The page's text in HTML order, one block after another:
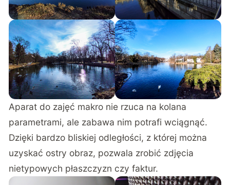
Aparat do zajęć makro nie rzuca na kolana
parametrami, ale zabawa nim potrafi wciągnąć.
Dzięki bardzo bliskiej odległości, z której można
uzyskać ostry obraz, pozwala zrobić zdjęcia
nietypowych płaszczyzn czy faktur.